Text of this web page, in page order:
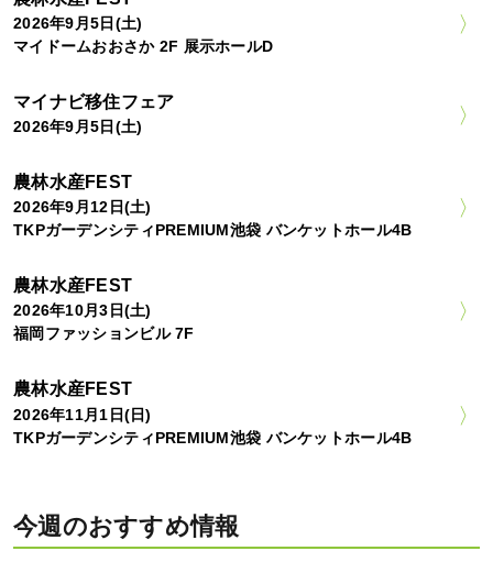
2026年9月5日(土)
マイドームおおさか 2F 展示ホールD
マイナビ移住フェア
2026年9月5日(土)
農林水産FEST
2026年9月12日(土)
TKPガーデンシティPREMIUM池袋 バンケットホール4B
農林水産FEST
2026年10月3日(土)
福岡ファッションビル 7F
農林水産FEST
2026年11月1日(日)
TKPガーデンシティPREMIUM池袋 バンケットホール4B
今週のおすすめ情報